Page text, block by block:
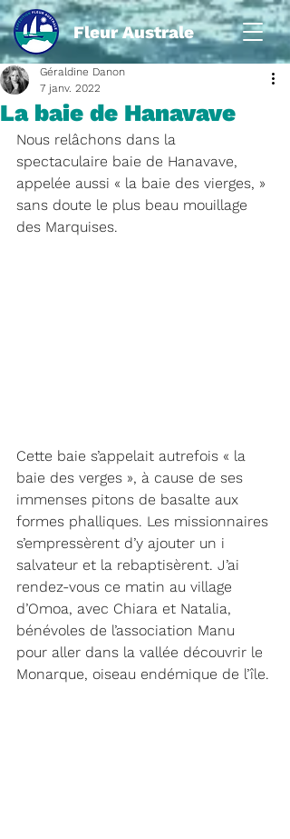
Fleur Australe
La baie de Hanavave
Géraldine Danon
7 janv. 2022
Nous relâchons dans la
spectaculaire baie de Hanavave,
appelée aussi « la baie des vierges, »
sans doute le plus beau mouillage
des Marquises.
Cette baie s’appelait autrefois « la
baie des verges », à cause de ses
immenses pitons de basalte aux
formes phalliques. Les missionnaires
s’empressèrent d’y ajouter un i
salvateur et la rebaptisèrent. J’ai
rendez-vous ce matin au village
d’Omoa, avec Chiara et Natalia,
bénévoles de l’association Manu
pour aller dans la vallée découvrir le
Monarque, oiseau endémique de l’île.